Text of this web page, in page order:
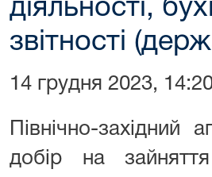
діяльності,
звітності
14 грудня 2023,
Північно-
добір на